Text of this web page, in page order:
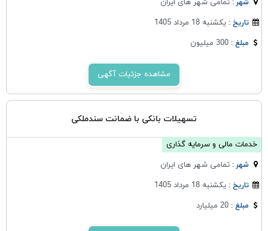
شهر :تمامی شهر های ایران
تاریخ :یکشنبه 18 مرداد 1405
مبلغ :300 میلیون
مشاهده جزئیات آگهی
تسهیلات بانکی با ضمانت سندملکی
خدمات مالی و سرمایه گذاری
شهر :تمامی شهر های ایران
تاریخ :یکشنبه 18 مرداد 1405
مبلغ :20 میلیارد